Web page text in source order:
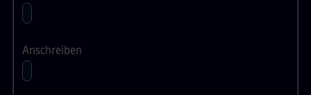
Anschreiben